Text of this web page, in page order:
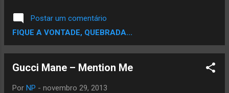
sensibilidade musical, criatividade e
performance. Nesta edição foram feitas
uma seletiva, duas semifinais e foram
Basim, Bull Dog, Erick Jay, Fabinho Bw, Gio
Marx, Nasga, Rodrigo e Soneca. Serão cinco
Postar um comentário
FIQUE A VONTADE, QUEBRADA...
Gucci Mane – Mention Me
Por NP - novembro 29, 2013